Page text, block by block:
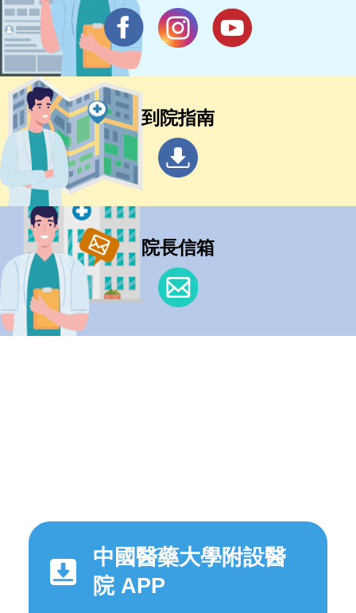
到院指南
院長信箱
中國醫藥大學附設醫
院 APP